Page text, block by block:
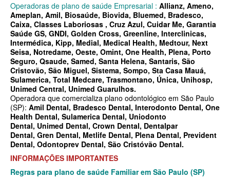
GARANTIA GS PLANO DE SAÚDE INFANTIL
GNDI PLANO DE SAÚDE INFANTIL
KIPP PLANO DE SAÚDE INFANTIL
MEDICAL HEALTH PLANO DE SAÚDE INFANTIL
MED TOUR PLANO DE SAÚDE INFANTIL
PLENA PLANO DE SAÚDE INFANTIL
QSAUDE PLANO DE SAÚDE INFANTIL
SANTA HELENA PLANO DE SAÚDE INFANTIL
SÃO CRISTOVÃO PLANO DE SAÚDE INFANTIL
Operadoras de plano de saúde Empresarial : Allianz, Ameno,
Ameplan, Amil, Biosaúde, Biovida, Bluemed, Bradesco,
Caixa, Classes Laboriosas , Cruz Azul, Cuidar Me, Garantia
Saúde GS, GNDI, Golden Cross, Greenline, Interclinicas,
Intermédica, Kipp, Medial, Medical Health, Medtour, Next
Seisa, Notredame, Oeste, Omint, One Health, Plena, Porto
Seguro, Qsaude, Samed, Santa Helena, Santaris, São
Cristovão, São Miguel, Sistema, Sompo, Sta Casa Mauá,
Sulamerica, Total Medcare, Trasmontano, Única, Unihosp,
Unimed Central, Unimed Guarulhos.
Operadora que comercializa plano odontológico em São Paulo
(SP): Amil Dental, Bradesco Dental, Interodonto Dental, One
Health Dental, Sulamerica Dental, Uniodonto
Dental, Unimed Dental, Crown Dental, Dentalpar
Dental, Gren Dental, Metlife Dental, Plena Dental, Prevident
Dental, Odontoprev Dental, São Cristóvão Dental.
INFORMAÇÕES IMPORTANTES
Regras para plano de saúde Familiar em São Paulo (SP)